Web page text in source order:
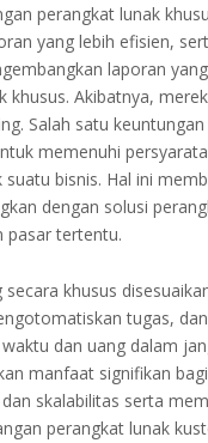
perangkat lunak
yang lebih efisien,
laporan
khusus. Akibatnya,
Salah satu
memenuhi
bisnis. Hal ini
dengan solusi
pasar tertentu.
khusus
tugas,
dan uang dalam
manfaat signifikan
skalabilitas serta
perangkat lunak